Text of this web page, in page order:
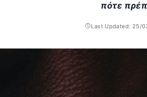
πότε
Last Updated: 25/